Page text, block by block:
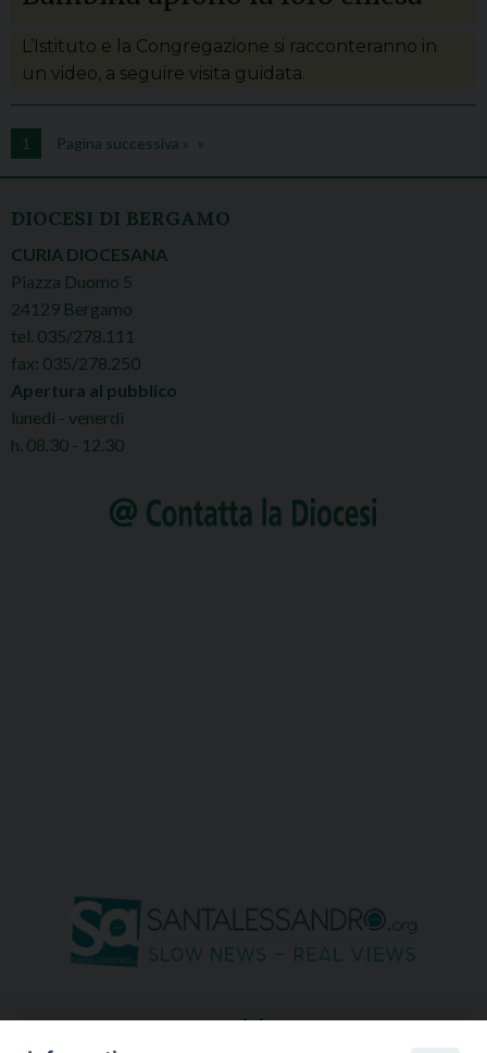
L’Istituto e la Congregazione si racconteranno in
un video, a seguire visita guidata.
1 Pagina successiva »
DIOCESI DI BERGAMO
CURIA DIOCESANA
Piazza Duomo 5
24129 Bergamo
tel. 035/278.111
fax: 035/278.250
Apertura al pubblico
lunedì - venerdì
h. 08.30 - 12.30
seguici su